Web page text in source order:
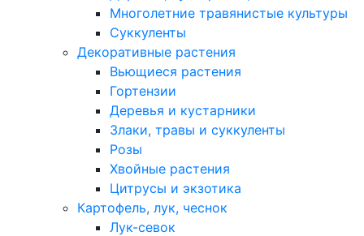
Многолетние травянистые культуры
Суккуленты
Декоративные растения
Вьющиеся растения
Гортензии
Деревья и кустарники
Злаки, травы и суккуленты
Розы
Хвойные растения
Цитрусы и экзотика
Картофель, лук, чеснок
Лук-севок